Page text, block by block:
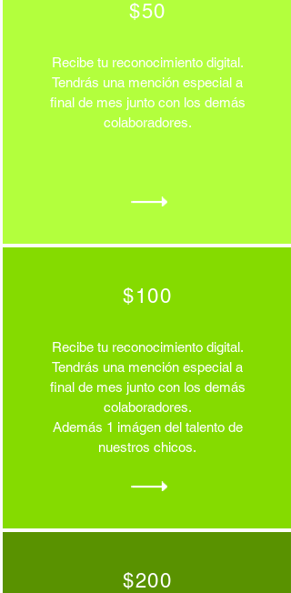
$50
Recibe tu reconocimiento digital.
Tendrás una mención especial a
final de mes junto con los demás
colaboradores.
$100
Recibe tu reconocimiento digital.
Tendrás una mención especial a
final de mes junto con los demás
colaboradores.
Además 1 imágen del talento de
nuestros chicos.
$200